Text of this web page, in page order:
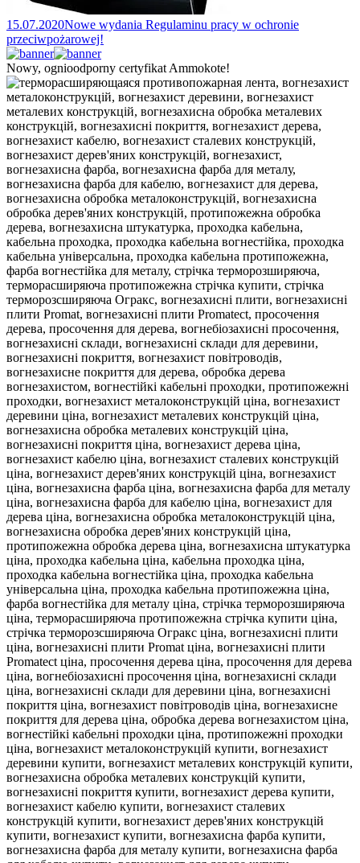
15.07.2020Nowe wydania Regulaminu pracy w ochronie
przeciwpożarowej!
Nowy, ognioodporny certyfikat Ammokote!